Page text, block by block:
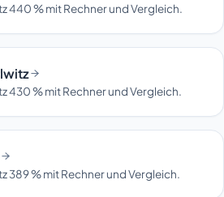
440 % mit Rechner und Vergleich.
430 % mit Rechner und Vergleich.
389 % mit Rechner und Vergleich.